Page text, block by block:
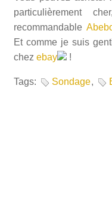
particulièrement
recommandable
Et comme je suis
chezebay !
Tags: Sondage,